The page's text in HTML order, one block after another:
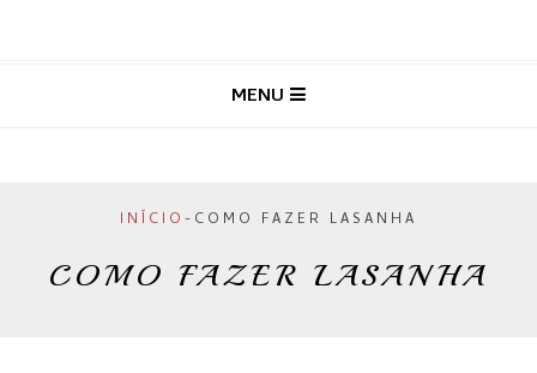
MENU
INÍCIO - COMO FAZER LASANHA
COMO FAZER LASANHA